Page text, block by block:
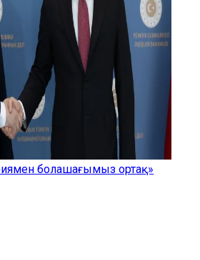
болашағымыз ортақ»